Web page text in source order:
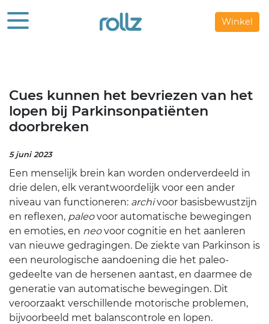
Winkel
Cues kunnen het bevriezen van het
lopen bij Parkinsonpatiënten
doorbreken
5 juni 2023
Een menselijk brein kan worden onderverdeeld in
drie delen, elk verantwoordelijk voor een ander
niveau van functioneren: archivoor basisbewustzijn
en reflexen, paleovoor automatische bewegingen
en emoties, en neovoor cognitie en het aanleren
van nieuwe gedragingen. De ziekte van Parkinson is
een neurologische aandoening die het paleo-
gedeelte van de hersenen aantast, en daarmee de
generatie van automatische bewegingen. Dit
veroorzaakt verschillende motorische problemen,
bijvoorbeeld met balanscontrole en lopen.